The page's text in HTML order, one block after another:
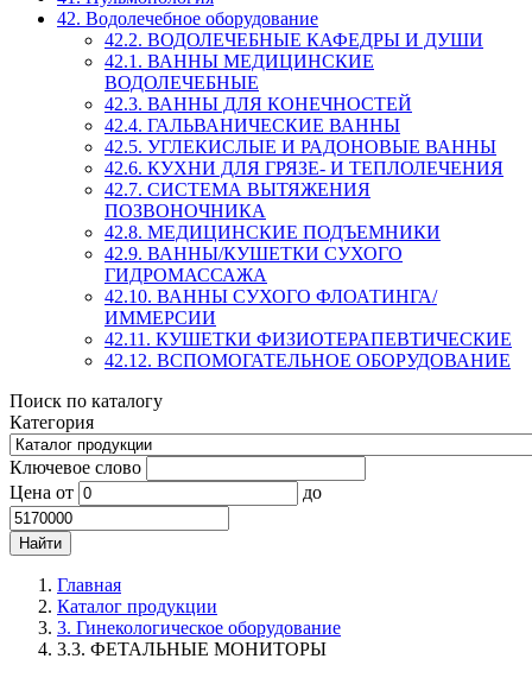
42. Водолечебное оборудование
42.2. ВОДОЛЕЧЕБНЫЕ КАФЕДРЫ И ДУШИ
42.1. ВАННЫ МЕДИЦИНСКИЕ
ВОДОЛЕЧЕБНЫЕ
42.3. ВАННЫ ДЛЯ КОНЕЧНОСТЕЙ
42.4. ГАЛЬВАНИЧЕСКИЕ ВАННЫ
42.5. УГЛЕКИСЛЫЕ И РАДОНОВЫЕ ВАННЫ
42.6. КУХНИ ДЛЯ ГРЯЗЕ- И ТЕПЛОЛЕЧЕНИЯ
42.7. СИСТЕМА ВЫТЯЖЕНИЯ
ПОЗВОНОЧНИКА
42.8. МЕДИЦИНСКИЕ ПОДЪЕМНИКИ
42.9. ВАННЫ/КУШЕТКИ СУХОГО
ГИДРОМАССАЖА
42.10. ВАННЫ СУХОГО ФЛОАТИНГА/
ИММЕРСИИ
42.11. КУШЕТКИ ФИЗИОТЕРАПЕВТИЧЕСКИЕ
42.12. ВСПОМОГАТЕЛЬНОЕ ОБОРУДОВАНИЕ
Поиск по каталогу
Категория
Ключевое слово
Цена от до
Главная
Каталог продукции
3. Гинекологическое оборудование
3.3. ФЕТАЛЬНЫЕ МОНИТОРЫ